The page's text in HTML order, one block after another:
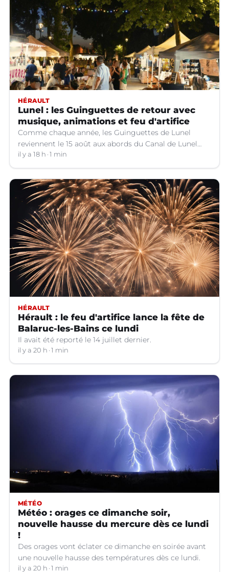
HÉRAULT
Lunel : les Guinguettes de retour avec
musique, animations et feu d'artifice
Comme chaque année, les Guinguettes de Lunel
reviennent le 15 août aux abords du Canal de Lunel
(Hérault).
il y a 18 h 1 min
HÉRAULT
Hérault : le feu d'artifice lance la fête de
Balaruc-les-Bains ce lundi
Il avait été reporté le 14 juillet dernier.
il y a 20 h 1 min
MÉTÉO
Météo : orages ce dimanche soir,
nouvelle hausse du mercure dès ce lundi
!
Des orages vont éclater ce dimanche en soirée avant
une nouvelle hausse des températures dès ce lundi.
il y a 20 h 1 min